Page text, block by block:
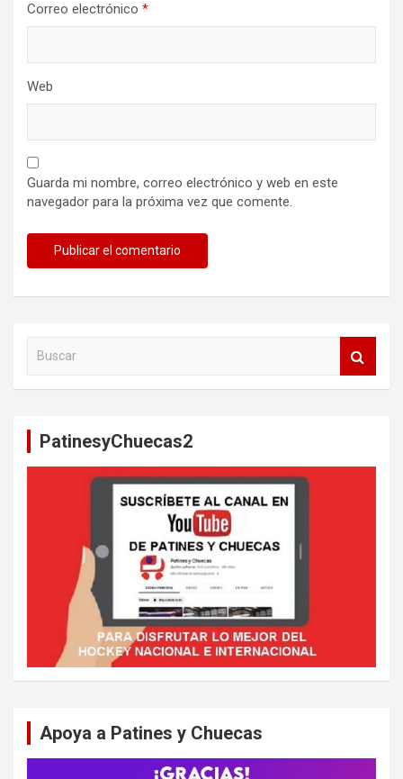
Correo electrónico *
Web
Guarda mi nombre, correo electrónico y web en este
navegador para la próxima vez que comente.
PatinesyChuecas2
Apoya a Patines y Chuecas